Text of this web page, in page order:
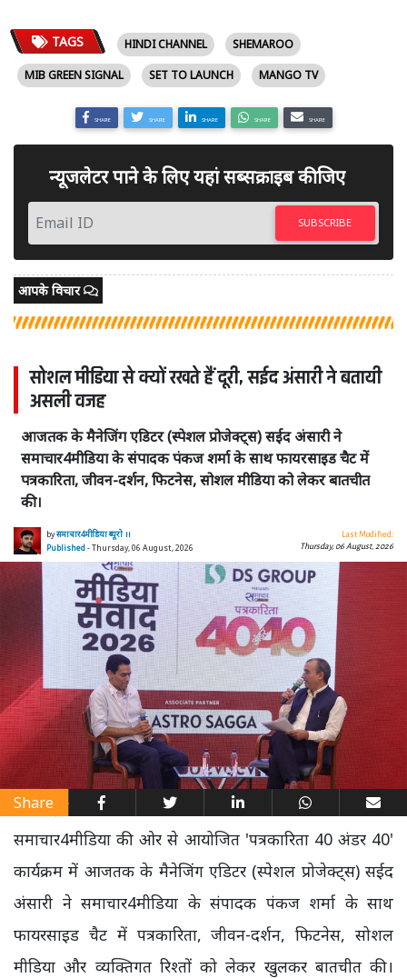
TAGS HINDI CHANNEL
SHEMAROO
MIB GREEN SIGNAL
SET TO LAUNCH MANGO TV
SHARE SHARE SHARE SHARE SHARE
न्यूजलेटर पाने के लिए यहां सब्सक्राइब कीजिए
SUBSCRIBE
आपके विचार
सोशल मीडिया से क्यों रखते हैं दूरी, सईद अंसारी ने बतायी
असली वजह
आजतक के मैनेजिंग एडिटर (स्पेशल प्रोजेक्ट्स) सईद अंसारी ने
समाचार4मीडिया के संपादक पंकज शर्मा के साथ फायरसाइड चैट में
पत्रकारिता, जीवन-दर्शन, फिटनेस, सोशल मीडिया को लेकर बातचीत
की।
byसमाचार4मीडिया ब्यूरो ।।
Published- Thursday, 06 August, 2026
Last Modified:
Thursday, 06 August, 2026
Share
समाचार4मीडिया की ओर से आयोजित 'पत्रकारिता 40 अंडर 40'
कार्यक्रम में आजतक के मैनेजिंग एडिटर (स्पेशल प्रोजेक्ट्स) सईद
अंसारी ने समाचार4मीडिया के संपादक पंकज शर्मा के साथ
फायरसाइड चैट में पत्रकारिता, जीवन-दर्शन, फिटनेस, सोशल
मीडिया और व्यक्तिगत रिश्तों को लेकर खुलकर बातचीत की।